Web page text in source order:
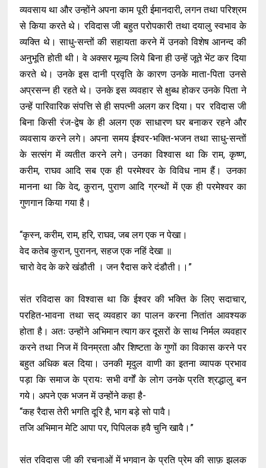
व्यवसाय था और उन्होंने अपना काम पूरी ईमानदारी, लगन तथा परिश्रम
से किया करते थे। रविदास जी बहुत परोपकारी तथा दयालु स्वभाव के
व्यक्ति थे। साधु-सन्तों की सहायता करने में उनको विशेष आनन्द की
अनुभूति होती थी। वे अक्सर मूल्य लिये बिना ही उन्हें जूते भेंट कर दिया
करते थे। उनके इस दानी प्रवृति के कारण उनके माता-पिता उनसे
अप्रसन्न ही रहते थे। उनके इस व्यवहार से क्षुब्ध होकर उनके पिता ने
उन्हें पारिवारिक संपत्ति से ही सपत्नी अलग कर दिया। पर रविदास जी
बिना किसी रंज-द्वेष के ही अलग एक साधारण घर बनाकर रहने और
व्यवसाय करने लगे। अपना समय ईश्वर-भक्ति-भजन तथा साधु-सन्तों
के सत्संग में व्यतीत करने लगे। उनका विश्वास था कि राम, कृष्ण,
करीम, राघव आदि सब एक ही परमेश्वर के विविध नाम हैं। उनका
मानना था कि वेद, कुरान, पुराण आदि ग्रन्थों में एक ही परमेश्वर का
गुणगान किया गया है।
“कृस्न, करीम, राम, हरि, राघव, जब लग एक न पेखा।
वेद कतेब कुरान, पुरानन, सहज एक नहिं देखा ॥
चारो वेद के करे खंडौती । जन रैदास करे दंडौती।।”
संत रविदास का विश्वास था कि ईश्वर की भक्ति के लिए सदाचार,
परहित-भावना तथा सद् व्यवहार का पालन करना नितांत आवश्यक
होता है। अतः उन्होंने अभिमान त्याग कर दूसरों के साथ निर्मल व्यवहार
करने तथा निज में विनम्रता और शिष्टता के गुणों का विकास करने पर
बहुत अधिक बल दिया। उनकी मृदुल वाणी का इतना व्यापक प्रभाव
पड़ा कि समाज के प्रायः सभी वर्गों के लोग उनके प्रति श्रद्धालु बन
गये। अपने एक भजन में उन्होंने कहा है-
“कह रैदास तेरी भगति दूरि है, भाग बड़े सो पावै।
तजि अभिमान मेटि आपा पर, पिपिलक हवै चुनि खावै।”
संत रविदास जी की रचनाओं में भगवान के प्रति प्रेम की साफ़ झलक